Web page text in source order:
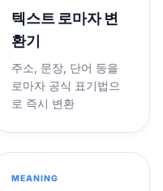
텍스트 로마자 변
환기
주소, 문장, 단어 등을
로마자 공식 표기법으
로 즉시 변환
MEANING